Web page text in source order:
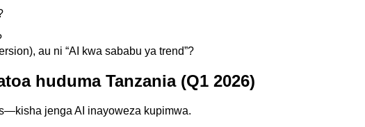
au ni “AI kwa sababu ya trend”?
huduma Tanzania (Q1 2026)
jenga AI inayoweza kupimwa.